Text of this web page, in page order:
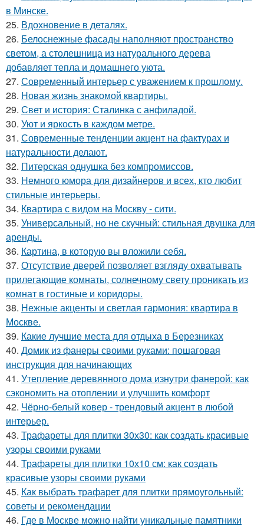
в Минске.
25. Вдохновение в деталях.
26. Белоснежные фасады наполняют пространство
светом, а столешница из натурального дерева
добавляет тепла и домашнего уюта.
27. Современный интерьер с уважением к прошлому.
28. Новая жизнь знакомой квартиры.
29. Свет и история: Сталинка с анфиладой.
30. Уют и яркость в каждом метре.
31. Современные тенденции акцент на фактурах и
натуральности делают.
32. Питерская однушка без компромиссов.
33. Немного юмора для дизайнеров и всех, кто любит
стильные интерьеры.
34. Квартира с видом на Москву - сити.
35. Универсальный, но не скучный: стильная двушка для
аренды.
36. Картина, в которую вы вложили себя.
37. Отсутствие дверей позволяет взгляду охватывать
прилегающие комнаты, солнечному свету проникать из
комнат в гостиные и коридоры.
38. Нежные акценты и светлая гармония: квартира в
Москве.
39. Какие лучшие места для отдыха в Березниках
40. Домик из фанеры своими руками: пошаговая
инструкция для начинающих
41. Утепление деревянного дома изнутри фанерой: как
сэкономить на отоплении и улучшить комфорт
42. Чёрно-белый ковер - трендовый акцент в любой
интерьер.
43. Трафареты для плитки 30х30: как создать красивые
узоры своими руками
44. Трафареты для плитки 10х10 см: как создать
красивые узоры своими руками
45. Как выбрать трафарет для плитки прямоугольный:
советы и рекомендации
46. Где в Москве можно найти уникальные памятники